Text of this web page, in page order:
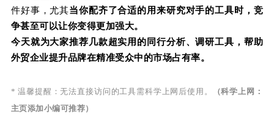
件好事，尤其当你配齐了合适的用来研究对手的工具时，竞
争甚至可以让你变得更加强大。
今天就为大家推荐几款超实用的同行分析、调研工具，帮助
外贸企业提升品牌在精准受众中的市场占有率。
* 温馨提醒：无法直接访问的工具需科学上网后使用。
（科学上网：
主页添加小编可推荐）